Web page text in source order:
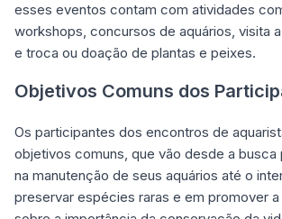
esses eventos contam com atividades
workshops, concursos de aquários, visita
e troca ou doação de plantas e peixes.
Objetivos Comuns dos
Os participantes dos encontros de
objetivos comuns, que vão desde a busca
na manutenção de seus aquários até o
preservar espécies raras e em promover